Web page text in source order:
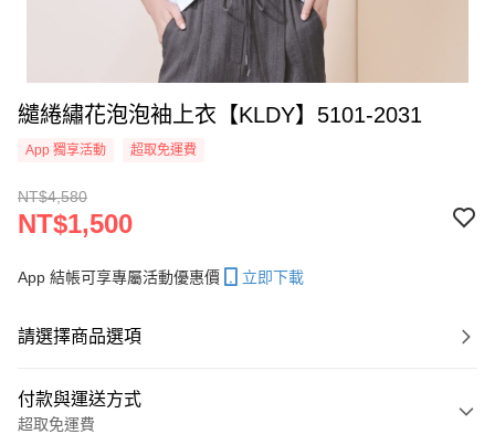
繾綣繡花泡泡袖上衣【KLDY】5101-2031
App 獨享活動 超取免運費
NT$4,580
NT$1,500
App 結帳可享專屬活動優惠價 立即下載
請選擇商品選項
付款與運送方式
超取免運費